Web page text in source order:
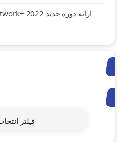
فیلتر